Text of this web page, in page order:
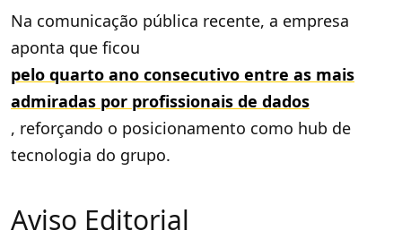
Na comunicação pública recente, a empresa
aponta que ficou
pelo quarto ano consecutivo entre as mais
admiradas por profissionais de dados
, reforçando o posicionamento como hub de
tecnologia do grupo.
Aviso Editorial